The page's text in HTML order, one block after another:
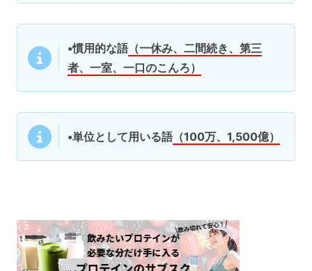
•慣用的な語（一休み、二間続き、第三
者、一室、一口のこんろ）
•単位として用いる語（100万、1,500億）